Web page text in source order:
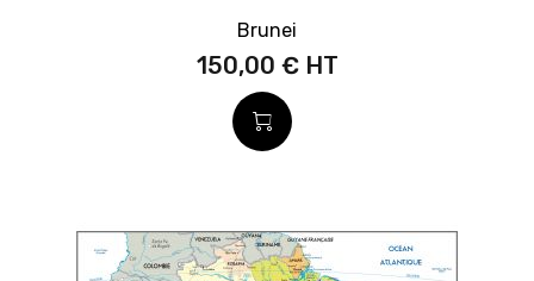
Brunei
150,00 €